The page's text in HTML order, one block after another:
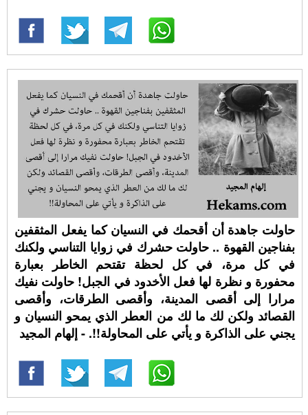
حاولت جاهدة أن أقحمك في النسيان كما يفعل المثقفين
بفناجين القهوة .. حاولت حشرك في زوايا التناسي ولكنك
في كل مرة، في كل لحظة تقتحم الخاطر بعبارة
محفورة و نظرة لها فعل الأخدود في الجبل! حاولت نفيك
مرارا إلى أقصى المدينة، وأقصى الطرقات، وأقصى
القصائد ولكن لك ما لك من العطر الذي يمحو النسيان و
يجني على الذاكرة و يأتي على المحاولة!!. - إلهام المجيد